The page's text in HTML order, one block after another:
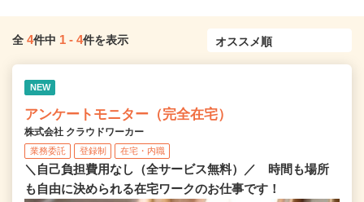
全 4件中 1 - 4件を表示
NEW
アンケートモニター（完全在宅）
株式会社 クラウドワーカー
業務委託 登録制 在宅・内職
＼自己負担費用なし（全サービス無料）／ 時間も場所
も自由に決められる在宅ワークのお仕事です！